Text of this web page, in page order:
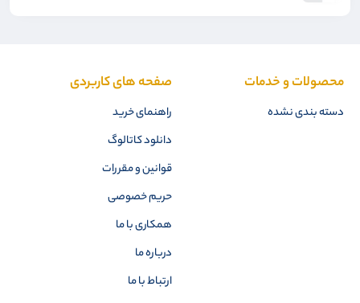
محصولات و خدمات
دسته بندی نشده
صفحه های کاربردی
راهنمای خرید
دانلود کاتالوگ
قوانین و مقررات
حریم خصوصی
همکاری با ما
درباره ما
ارتباط با ما